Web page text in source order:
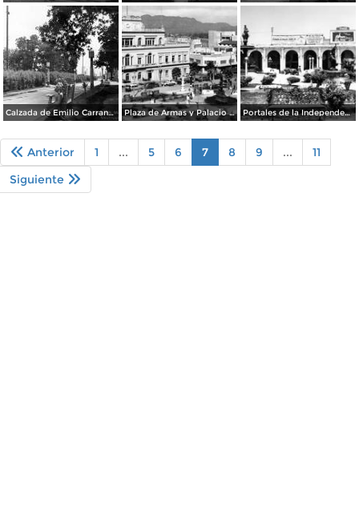
Calzada de Emilio Carranza Plaza de Armas y Palacio de Gobierno Portales de la Independencia
Anterior 1 ... 5 6 7 8 9 ...
11
Siguiente